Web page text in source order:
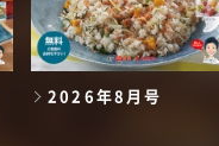
2026年8月号